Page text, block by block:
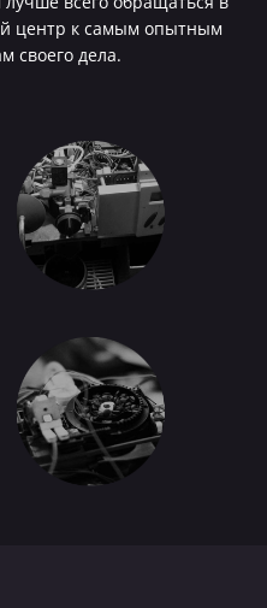
центр к самым опытным
своего дела.